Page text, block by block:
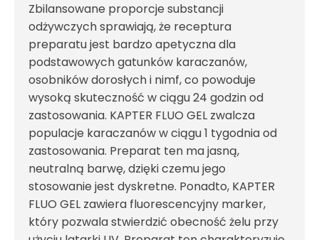
Zbilansowane proporcje substancji
odżywczych sprawiają, że receptura
preparatu jest bardzo apetyczna dla
podstawowych gatunków karaczanów,
osobników dorosłych i nimf, co powoduje
wysoką skuteczność w ciągu 24 godzin od
zastosowania. KAPTER FLUO GEL zwalcza
populacje karaczanów w ciągu 1 tygodnia od
zastosowania. Preparat ten ma jasną,
neutralną barwę, dzięki czemu jego
stosowanie jest dyskretne. Ponadto, KAPTER
FLUO GEL zawiera fluorescencyjny marker,
który pozwala stwierdzić obecność żelu przy